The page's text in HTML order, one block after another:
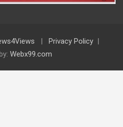
Privacy Policy
Webx99.com